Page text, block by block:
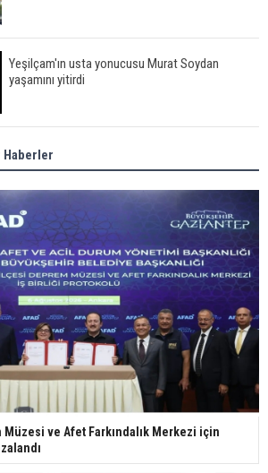
Yeşilçam'ın usta yonucusu Murat Soydan
yaşamını yitirdi
Meral Akşener ile Müsavat Dervişoğlu cenazede
görüntülendi
29 Mayıs okullar tatil mi?
Bilim kurgu gerçekleşiyor... Dondurulmuş
insanları hayata döndürecek keşif
Ünlü türkücü Mahmut Tuncer estetik operasyon
geçirdi: Son hali gündem oldu
Haberler
Müzesi ve Afet Farkındalık Merkezi için